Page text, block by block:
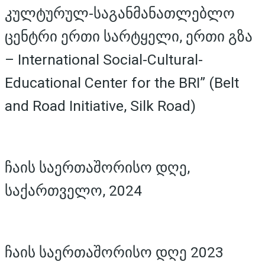
კულტურულ-საგანმანათლებლო
ცენტრი ერთი სარტყელი, ერთი გზა
– International Social-Cultural-
Educational Center for the BRI” (Belt
and Road Initiative, Silk Road)
ჩაის საერთაშორისო დღე,
საქართველო, 2024
ჩაის საერთაშორისო დღე 2023